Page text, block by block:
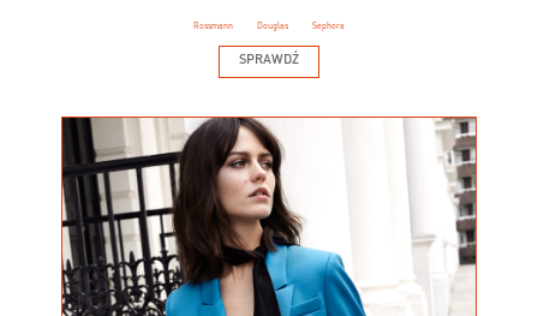
Rossmann Douglas Sephora
SPRAWDŹ